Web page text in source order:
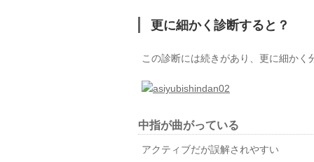
更に細かく診断すると？
この診断には続きがあり、更に細かく
中指が曲がっている
アクティブだが誤解されやすい